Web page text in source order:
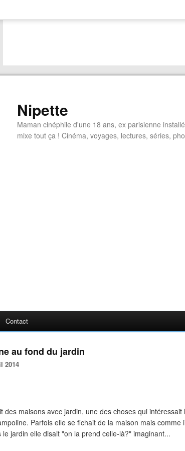
Nipette
Maman cinéphile d'une 18 ans, ex parisienne
mixe tout ça ! Cinéma, voyages, lectures, séries,
Contact
au fond du jardin
2014
des maisons avec jardin, une des choses qui
Parfois elle se fichait de la maison mais comme
jardin elle disait "on la prend celle-là?" imaginant...